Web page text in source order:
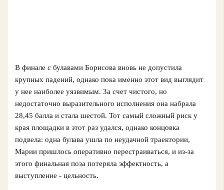
В финале с булавами Борисова вновь не допустила
крупных падений, однако пока именно этот вид выглядит
у нее наиболее уязвимым. За счет чистого, но
недостаточно выразительного исполнения она набрала
28,45 балла и стала шестой. Тот самый сложный риск у
края площадки в этот раз удался, однако концовка
подвела: одна булава ушла по неудачной траектории,
Марии пришлось оперативно перестраиваться, и из-за
этого финальная поза потеряла эффектность, а
выступление - цельность.